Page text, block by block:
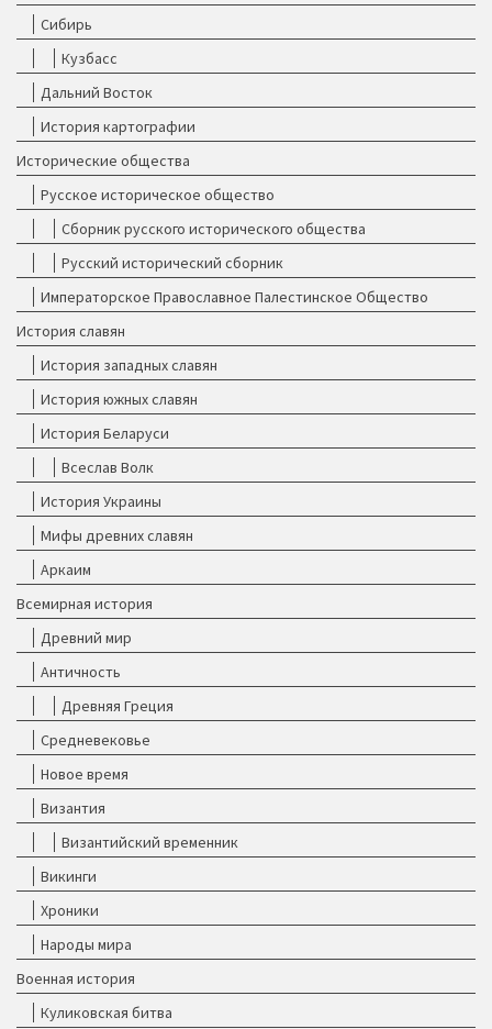
Сибирь
Кузбасс
Дальний Восток
История картографии
Исторические общества
Русское историческое общество
Сборник русского исторического общества
Русский исторический сборник
Императорское Православное Палестинское Общество
История славян
История западных славян
История южных славян
История Беларуси
Всеслав Волк
История Украины
Мифы древних славян
Аркаим
Всемирная история
Древний мир
Античность
Древняя Греция
Средневековье
Новое время
Византия
Византийский временник
Викинги
Хроники
Народы мира
Военная история
Куликовская битва